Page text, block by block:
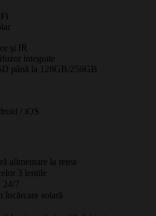
și IR
integrate
până la 128GB/256GB
/ iOS
alimentare la rețea
3 lentile
24/7
încărcare solară